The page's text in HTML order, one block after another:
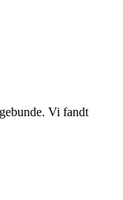
Vi fandt